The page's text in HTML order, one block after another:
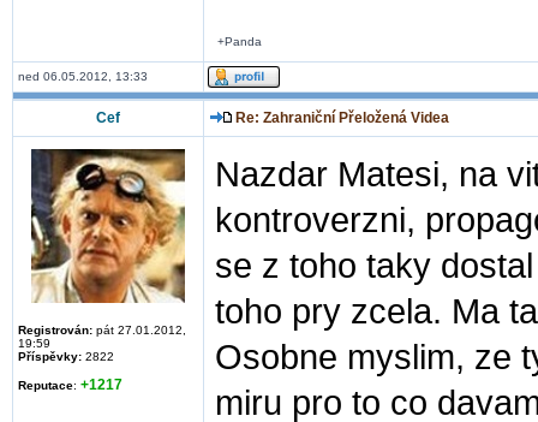
+Panda
ned 06.05.2012, 13:33
Cef Re: Zahraniční Přeložená Videa
Registrován: pát 27.01.2012,
19:59
Příspěvky: 2822
Reputace: +1217
Nazdar Matesi, na
kontroverzni,
se z toho taky
toho pry zcela. Ma
Osobne myslim, ze
miru pro to co